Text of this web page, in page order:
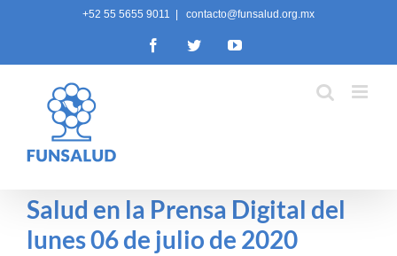
+52 55 5655 9011 contacto@funsalud.org.mx
FacebookTwitterYouTube
Salud en la Prensa Digital del
lunes 06 de julio de 2020